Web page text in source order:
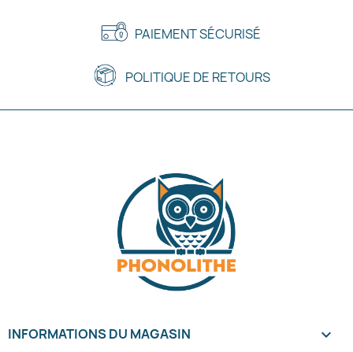
PAIEMENT SÉCURISÉ
POLITIQUE DE RETOURS
INFORMATIONS DU MAGASIN keyboard_arrow_down